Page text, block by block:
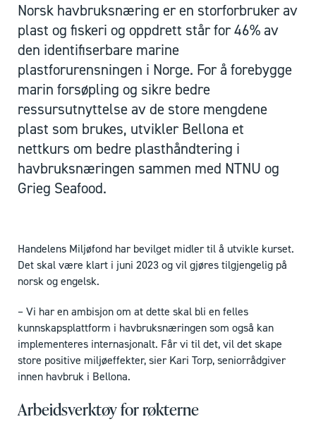
Norsk havbruksnæring er en storforbruker av
plast og fiskeri og oppdrett står for 46% av
den identifiserbare marine
plastforurensningen i Norge. For å forebygge
marin forsøpling og sikre bedre
ressursutnyttelse av de store mengdene
plast som brukes, utvikler Bellona et
nettkurs om bedre plasthåndtering i
havbruksnæringen sammen med NTNU og
Grieg Seafood.
Handelens Miljøfond har bevilget midler til å utvikle kurset.
Det skal være klart i juni 2023 og vil gjøres tilgjengelig på
norsk og engelsk.
– Vi har en ambisjon om at dette skal bli en felles
kunnskapsplattform i havbruksnæringen som også kan
implementeres internasjonalt. Får vi til det, vil det skape
store positive miljøeffekter, sier Kari Torp, seniorrådgiver
innen havbruk i Bellona.
Arbeidsverktøy for røkterne